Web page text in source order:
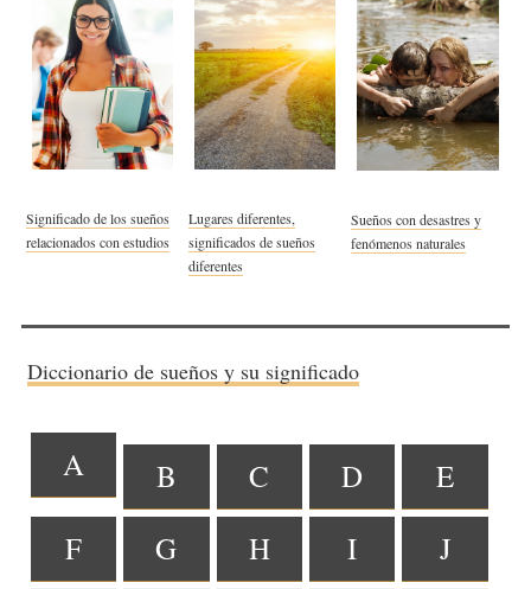
Significado de los sueños
relacionados con estudios
Lugares diferentes,
significados de sueños
diferentes
Sueños con desastres y
fenómenos naturales
Diccionario de sueños y su significado
A B C D
E
F
G H I
J